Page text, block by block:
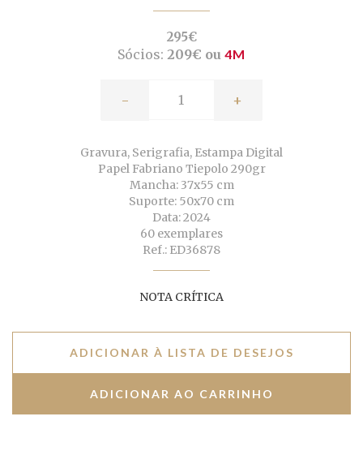
295€
Sócios: 209€ ou 4M
- +
Gravura, Serigrafia, Estampa Digital
Papel Fabriano Tiepolo 290gr
Mancha: 37x55 cm
Suporte: 50x70 cm
Data: 2024
60 exemplares
Ref.: ED36878
NOTA CRÍTICA
ADICIONAR À LISTA DE DESEJOS